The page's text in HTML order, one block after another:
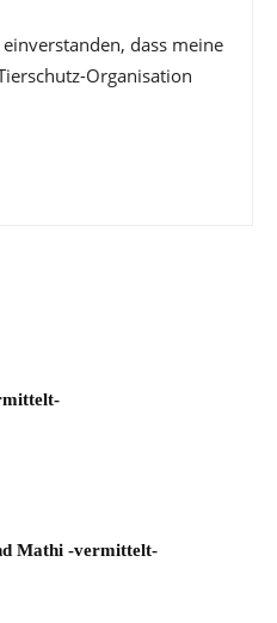
dass meine
Organisation
Mathi -vermittelt-